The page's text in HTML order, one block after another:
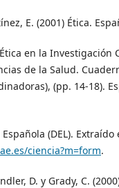
E. (2001) Ética.
Ética en la
de la Salud.
(pp. 14-18).
(DEL).
ciencia?m=form.
D. y Grady, C.